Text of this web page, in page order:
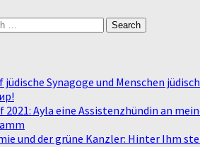
jüdische Synagoge und Menschen
2021: Ayla eine Assistenzhündin an
und der grüne Kanzler: Hinter Ihm